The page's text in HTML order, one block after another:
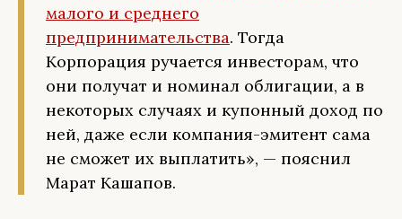
малого и среднего
предпринимательства. Тогда
Корпорация ручается инвесторам, что
они получат и номинал облигации, а в
некоторых случаях и купонный доход по
ней, даже если компания-эмитент сама
не сможет их выплатить», — пояснил
Марат Кашапов.